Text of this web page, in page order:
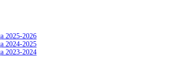
2025-2026
2024-2025
2023-2024